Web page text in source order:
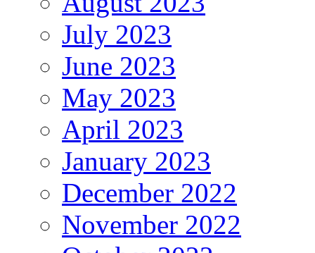
July 2023
June 2023
May 2023
April 2023
January 2023
December 2022
November 2022